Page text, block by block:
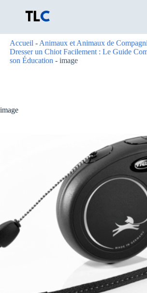
Accueil - Animaux et Animaux de
Dresser un Chiot Facilement : Le Guide
son Éducation - image
image